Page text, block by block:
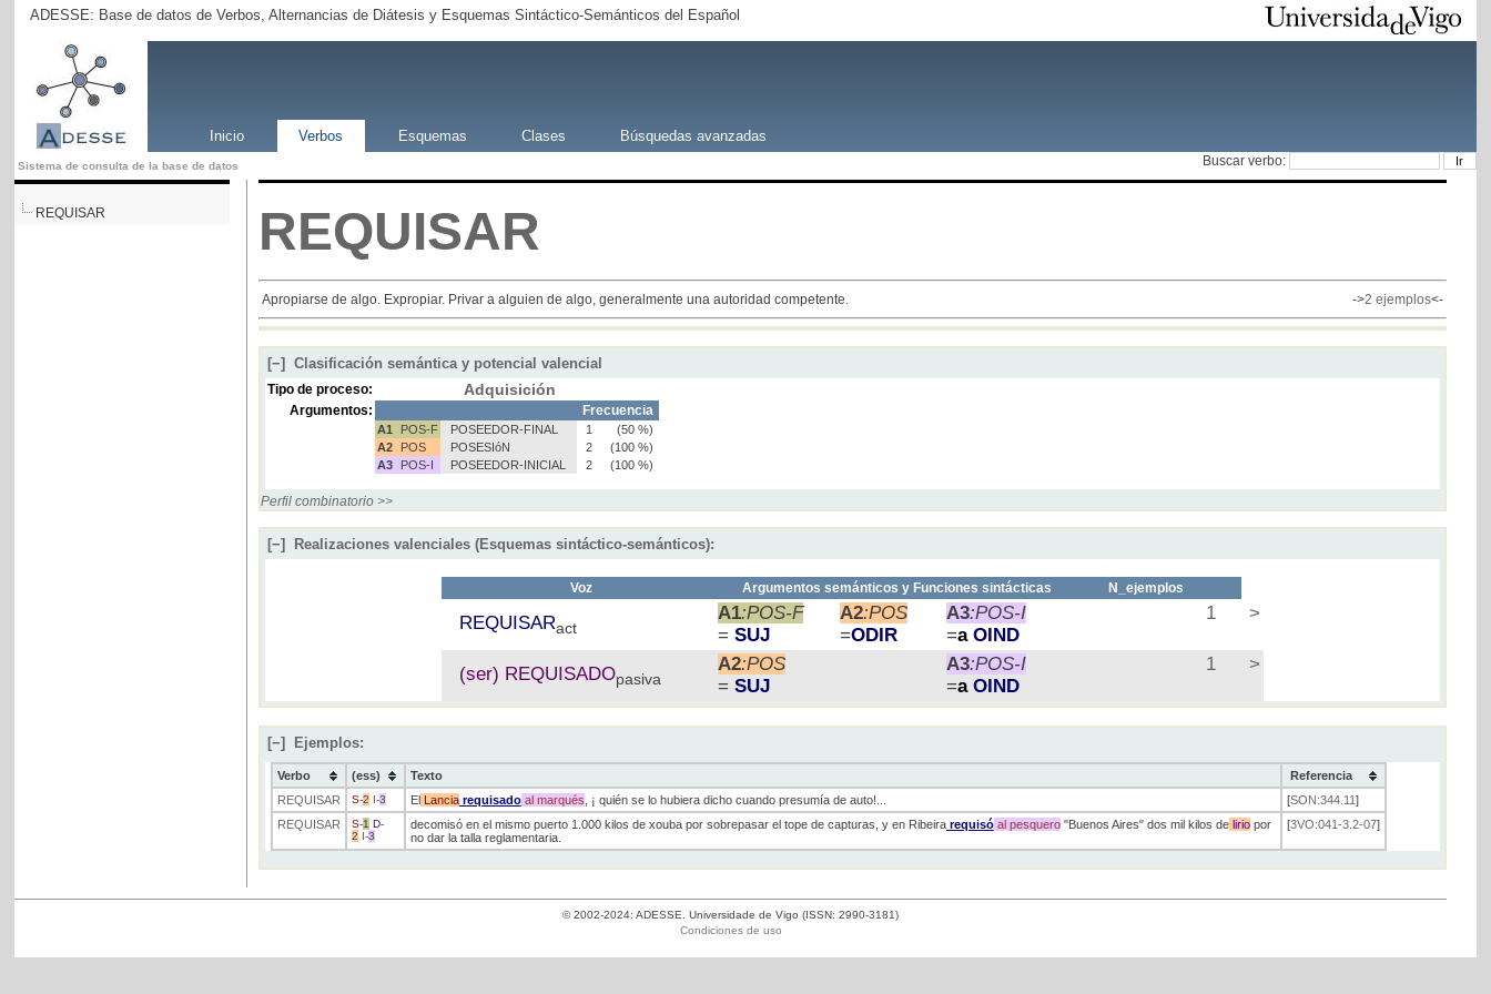
ADESSE: Base de datos de Verbos, Alternancias de Diátesis y Esquemas Sintáctico-Semánticos del Español
Inicio Verbos Esquemas Clases Búsquedas avanzadas
Sistema de consulta de la base de datos Buscar verbo:
REQUISAR REQUISAR
Apropiarse de algo. Expropiar. Privar a alguien de algo, generalmente una autoridad competente. ->2 ejemplos<-
[−] Clasificación semántica y potencial valencial
Tipo de proceso: Adquisición
Argumentos: Frecuencia
A1 POS-F POSEEDOR-FINAL 1
(50 %)
A2
POS POSESIóN 2
(100 %)
A3
POS-I POSEEDOR-INICIAL 2 (100 %)
Perfil combinatorio >>
[−] Realizaciones valenciales (Esquemas sintáctico-semánticos):
Voz Argumentos semánticos y Funciones sintácticas N_ejemplos
REQUISARact
A1:POS-F
= SUJ
A2:POS
=ODIR
A3:POS-I
=aOIND
1 >
(ser) REQUISADOpasiva
A2:POS
= SUJ
A3:POS-I
=aOIND
1 >
[−] Ejemplos:
Verbo (ess) Texto
Referencia
REQUISAR
S-2 I-3 ElLanciarequisadoalmarqués , ¡ quién se lo hubiera dicho cuando presumía de auto!... [SON:344.11]
REQUISAR
S-1 D-
2 I-3
decomisó en el mismo puerto 1.000 kilos de xouba por sobrepasar el tope de capturas, y en Ribeirarequisóalpesquero"Buenos Aires" dos mil kilos deliriopor
no dar la talla reglamentaria.
[3VO:041-3.2-07]
© 2002-2024: ADESSE. Universidade de Vigo (ISSN: 2990-3181)
Condiciones de uso